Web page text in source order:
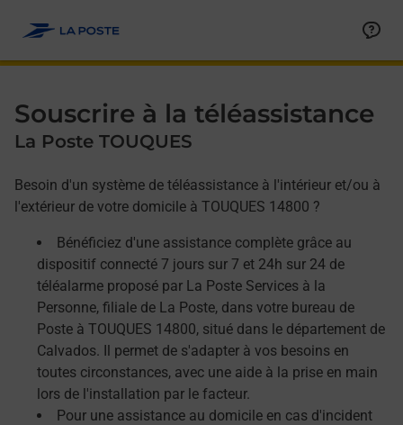
Souscrire à la téléassistance
La Poste TOUQUES
Besoin d'un système de téléassistance à l'intérieur et/ou à
l'extérieur de votre domicile à TOUQUES 14800 ?
Bénéficiez d'une assistance complète grâce au
dispositif connecté 7 jours sur 7 et 24h sur 24 de
téléalarme proposé par La Poste Services à la
Personne, filiale de La Poste, dans votre bureau de
Poste à TOUQUES 14800, situé dans le département de
Calvados. Il permet de s'adapter à vos besoins en
toutes circonstances, avec une aide à la prise en main
lors de l'installation par le facteur.
Pour une assistance au domicile en cas d'incident